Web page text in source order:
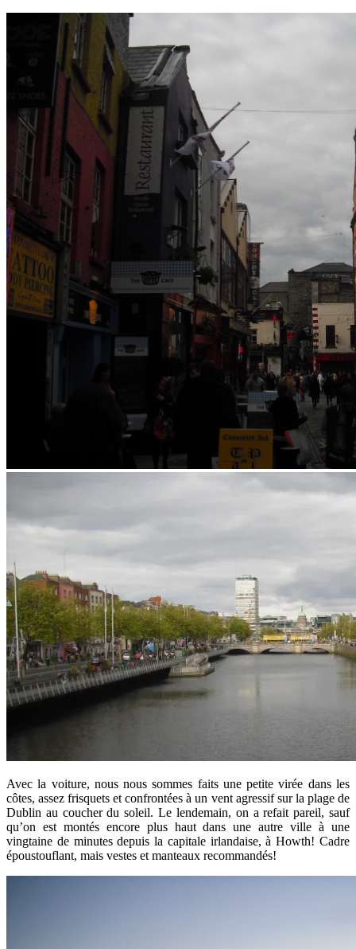
Avec la voiture, nous nous sommes faits une petite virée dans les
côtes, assez frisquets et confrontées à un vent agressif sur la plage de
Dublin au coucher du soleil. Le lendemain, on a refait pareil, sauf
qu’on est montés encore plus haut dans une autre ville à une
vingtaine de minutes depuis la capitale irlandaise, à Howth! Cadre
époustouflant, mais vestes et manteaux recommandés!